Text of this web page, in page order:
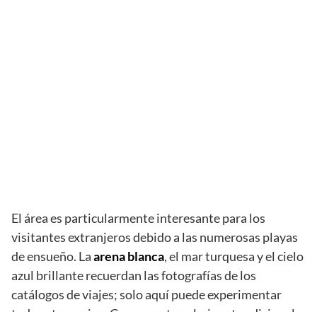
El área es particularmente interesante para los
visitantes extranjeros debido a las numerosas playas
de ensueño. Laarena blanca, el mar turquesa y el cielo
azul brillante recuerdan las fotografías de los
catálogos de viajes; solo aquí puede experimentar